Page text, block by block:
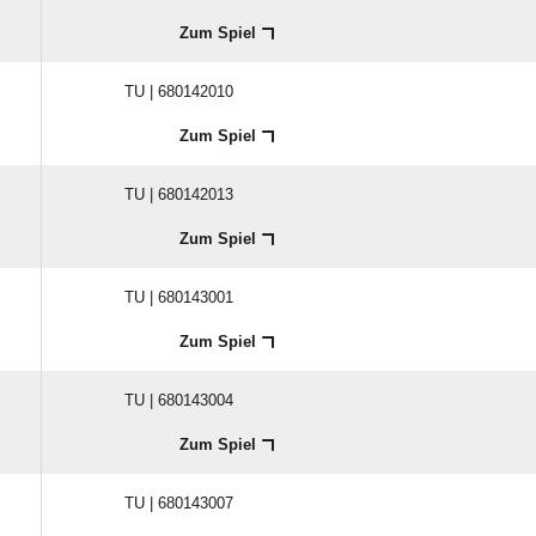
Zum Spiel
TU | 680142010
Zum Spiel
TU | 680142013
Zum Spiel
TU | 680143001
Zum Spiel
TU | 680143004
Zum Spiel
TU | 680143007